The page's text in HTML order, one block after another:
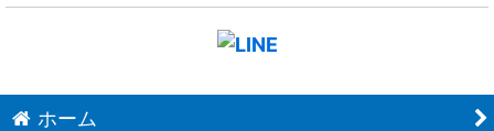
ホーム